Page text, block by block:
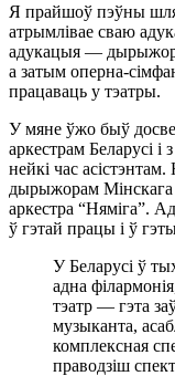
Я прайшоў пэўны
атрымлівае сваю
адукацыя —
а затым оперна-
працаваць у тэатры.
У мяне ўжо быў
аркестрам Беларусі
нейкі час
дырыжорам Мінскага
аркестра “Няміга”.
ў гэтай працы і ў
У Беларусі ў
адна
тэатр — гэта
музыканта,
комплексная
праводзіш